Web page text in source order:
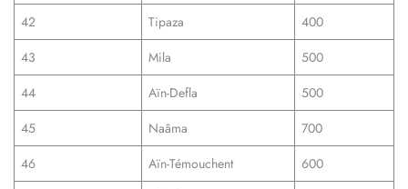
42
Tipaza
400
43
Mila
500
44
Aïn-Defla
500
45
Naâma
700
46
Aïn-Témouchent
600